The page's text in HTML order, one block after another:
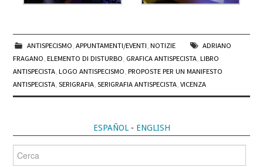
ANTISPECISMO APPUNTAMENTI/EVENTI NOTIZIE
ADRIANO
FRAGANO ,ELEMENTO DI DISTURBO GRAFICA ANTISPECISTA ,LIBRO
ANTISPECISTA ,LOGO ANTISPECISMO ,PROPOSTE PER UN MANIFESTO
ANTISPECISTA ,SERIGRAFIA ,SERIGRAFIA ANTISPECISTA ,VICENZA
ESPAÑOL- ENGLISH
per: